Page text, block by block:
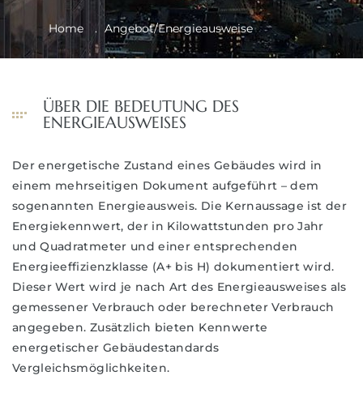
Home . Angebot/Energieausweise
ÜBER DIE BEDEUTUNG DES
ENERGIEAUSWEISES
Der energetische Zustand eines Gebäudes wird in
einem mehrseitigen Dokument aufgeführt – dem
sogenannten Energieausweis. Die Kernaussage ist der
Energiekennwert, der in Kilowattstunden pro Jahr
und Quadratmeter und einer entsprechenden
Energieeffizienzklasse (A+ bis H) dokumentiert wird.
Dieser Wert wird je nach Art des Energieausweises als
gemessener Verbrauch oder berechneter Verbrauch
angegeben. Zusätzlich bieten Kennwerte
energetischer Gebäudestandards
Vergleichsmöglichkeiten.